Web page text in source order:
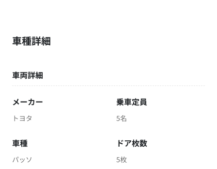
車種詳細
車両詳細
メーカー
トヨタ
乗車定員
5名
車種
パッソ
ドア枚数
5枚